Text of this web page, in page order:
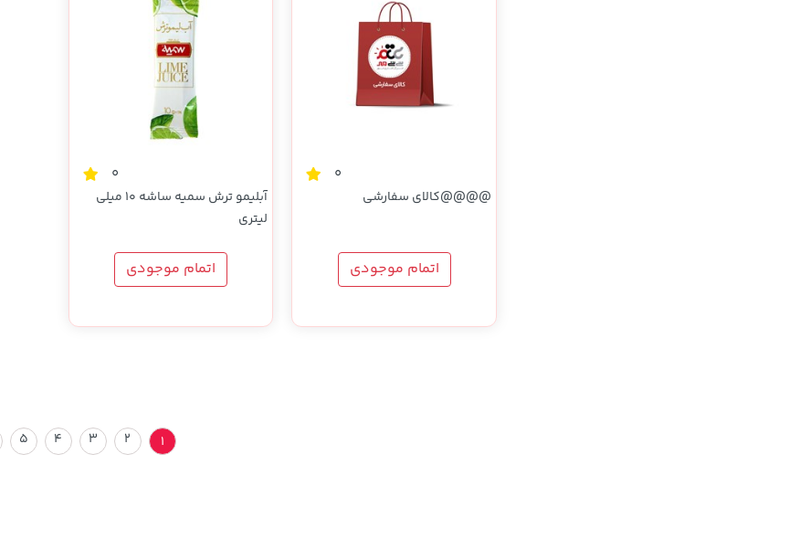
0
@@@@کالای سفارشی
اتمام موجودی
0
آبلیمو ترش سمیه ساشه 10 میلی
لیتری
اتمام موجودی
1
2
3
4
5